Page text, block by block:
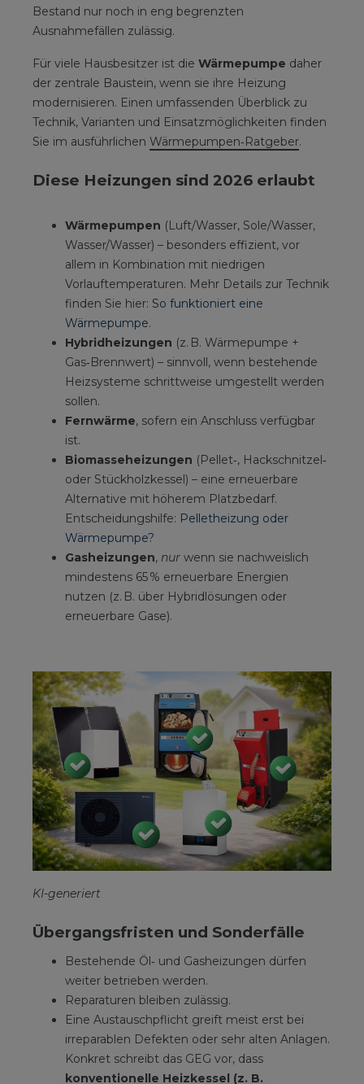
Bestand nur noch in eng begrenzten
Ausnahmefällen zulässig.
Für viele Hausbesitzer ist die Wärmepumpe daher
der zentrale Baustein, wenn sie ihre Heizung
modernisieren. Einen umfassenden Überblick zu
Technik, Varianten und Einsatzmöglichkeiten finden
Sie im ausführlichen Wärmepumpen‑Ratgeber.
Diese Heizungen sind 2026 erlaubt
Wärmepumpen (Luft/Wasser, Sole/Wasser,
Wasser/Wasser) – besonders effizient, vor
allem in Kombination mit niedrigen
Vorlauftemperaturen. Mehr Details zur Technik
finden Sie hier: So funktioniert eine
Wärmepumpe.
Hybridheizungen (z. B. Wärmepumpe +
Gas‑Brennwert) – sinnvoll, wenn bestehende
Heizsysteme schrittweise umgestellt werden
sollen.
Fernwärme, sofern ein Anschluss verfügbar
ist.
Biomasseheizungen (Pellet‑, Hackschnitzel‑
oder Stückholzkessel) – eine erneuerbare
Alternative mit höherem Platzbedarf.
Entscheidungshilfe: Pelletheizung oder
Wärmepumpe?
Gasheizungen, nur wenn sie nachweislich
mindestens 65 % erneuerbare Energien
nutzen (z. B. über Hybridlösungen oder
erneuerbare Gase).
KI-generiert
Übergangsfristen und Sonderfälle
Bestehende Öl‑ und Gasheizungen dürfen
weiter betrieben werden.
Reparaturen bleiben zulässig.
Eine Austauschpflicht greift meist erst bei
irreparablen Defekten oder sehr alten Anlagen.
Konkret schreibt das GEG vor, dass
konventionelle Heizkessel (z. B.